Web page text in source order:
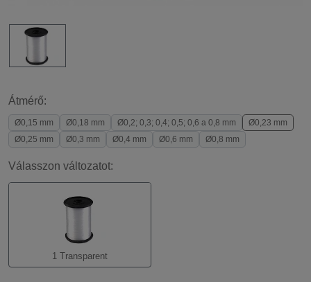
Átmérő:
Ø0,15 mm Ø0,18 mm Ø0,2; 0,3; 0,4; 0,5; 0,6 a 0,8 mm
Ø0,23 mm
Ø0,25 mm
Ø0,3 mm Ø0,4 mm Ø0,6 mm Ø0,8 mm
Válasszon változatot:
1 Transparent